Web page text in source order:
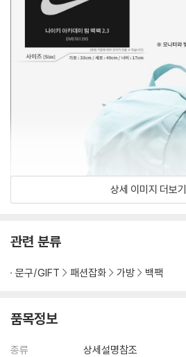
상세 이미지 더보기
관련 분류
문구/GIFT 패션잡화 가방 백팩
품목정보
종류
상세설명참조